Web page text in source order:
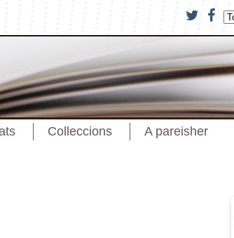
Colleccions A pareisher